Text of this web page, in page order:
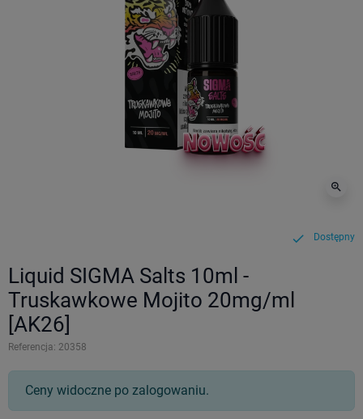
zoom_in
check Dostępny
Liquid SIGMA Salts 10ml -
Truskawkowe Mojito 20mg/ml
[AK26]
Referencja: 20358
Ceny widoczne po zalogowaniu.